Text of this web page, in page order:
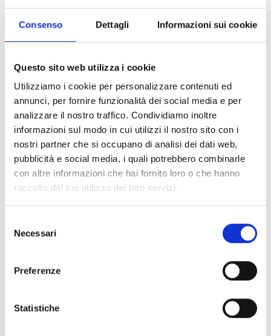
Consenso Dettagli Informazioni sui cookie
Questo sito web utilizza i cookie
Utilizziamo i cookie per personalizzare contenuti ed
annunci, per fornire funzionalità dei social media e per
analizzare il nostro traffico. Condividiamo inoltre
informazioni sul modo in cui utilizzi il nostro sito con i
nostri partner che si occupano di analisi dei dati web,
pubblicità e social media, i quali potrebbero combinarle
con altre informazioni che hai fornito loro o che hanno
raccolto dal tuo utilizzo dei loro servizi.
delNecessari
Preferenze
Statistiche
Milano
Piazza Duomo 21 - 20121 Milano, Italia
SCOPRI